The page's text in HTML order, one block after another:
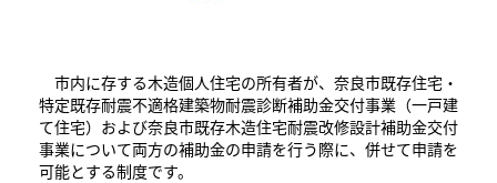
市内に存する木造個人住宅の所有者が、奈良市既存住宅・
特定既存耐震不適格建築物耐震診断補助金交付事業（一戸建
て住宅）および奈良市既存木造住宅耐震改修設計補助金交付
事業について両方の補助金の申請を行う際に、併せて申請を
可能とする制度です。